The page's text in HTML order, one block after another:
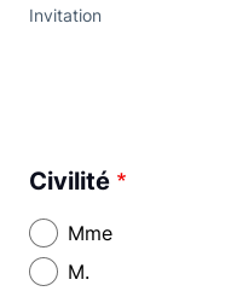
Invitation
Civilité
Mme
M.